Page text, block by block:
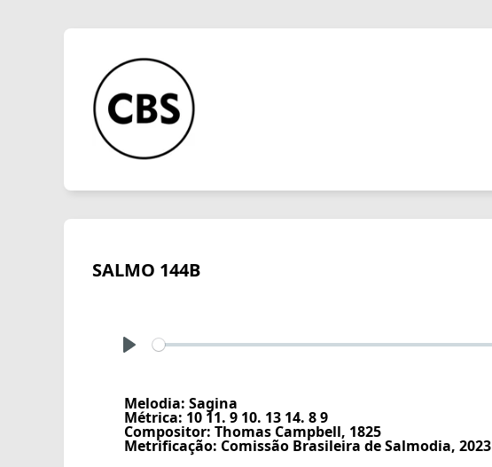
SALMO 144B
Melodia: Sagina
Métrica: 10 11. 9 10. 13 14. 8 9
Compositor: Thomas Campbell, 1825
Metrificação: Comissão Brasileira de Salmodia, 2023